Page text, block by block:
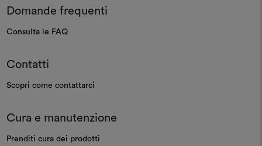
Domande frequenti
Consulta le FAQ
Contatti
Scopri come contattarci
Cura e manutenzione
Prenditi cura dei prodotti